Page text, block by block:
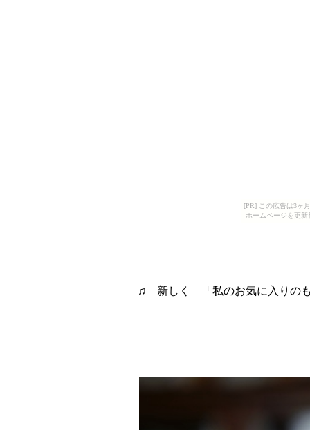
[PR] この広告は3ヶ
ホームページを更
♫ 新しく 「私のお気に入りの